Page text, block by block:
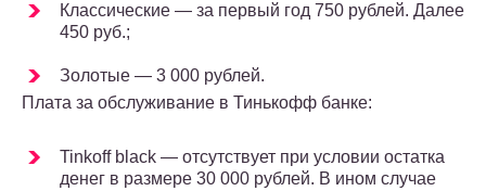
Классические — за первый год 750 рублей. Далее
450 руб.;
Золотые — 3 000 рублей.
Плата за обслуживание в Тинькофф банке:
Tinkoff black — отсутствует при условии остатка
денег в размере 30 000 рублей. В ином случае